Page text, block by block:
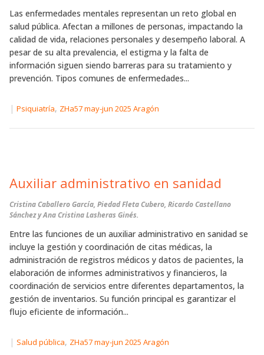
Las enfermedades mentales representan un reto global en
salud pública. Afectan a millones de personas, impactando la
calidad de vida, relaciones personales y desempeño laboral. A
pesar de su alta prevalencia, el estigma y la falta de
información siguen siendo barreras para su tratamiento y
prevención. Tipos comunes de enfermedades...
| Psiquiatría, ZHa57 may-jun 2025 Aragón
Auxiliar administrativo en sanidad
Cristina Caballero García, Piedad Fleta Cubero, Ricardo Castellano
Sánchez y Ana Cristina Lasheras Ginés.
Entre las funciones de un auxiliar administrativo en sanidad se
incluye la gestión y coordinación de citas médicas, la
administración de registros médicos y datos de pacientes, la
elaboración de informes administrativos y financieros, la
coordinación de servicios entre diferentes departamentos, la
gestión de inventarios. Su función principal es garantizar el
flujo eficiente de información...
| Salud pública, ZHa57 may-jun 2025 Aragón